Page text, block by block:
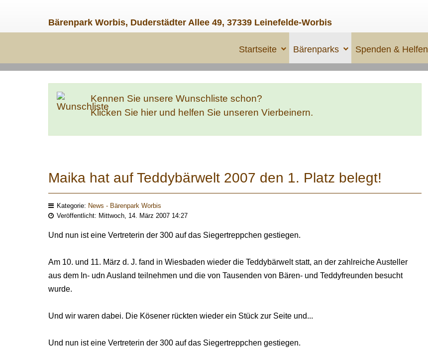
Bärenpark Worbis, Duderstädter Allee 49, 37339 Leinefelde-Worbis
Startseite Bärenparks Spenden & Helfen
Kennen Sie unsere Wunschliste schon?
Klicken Sie hier und helfen Sie unseren Vierbeinern.
Maika hat auf Teddybärwelt 2007 den 1. Platz belegt!
Kategorie: News - Bärenpark Worbis
Veröffentlicht: Mittwoch, 14. März 2007 14:27
Und nun ist eine Vertreterin der 300 auf das Siegertreppchen gestiegen.
Am 10. und 11. März d. J. fand in Wiesbaden wieder die Teddybärwelt statt, an der zahlreiche Austeller
aus dem In- udn Ausland teilnehmen und die von Tausenden von Bären- und Teddyfreunden besucht
wurde.
Und wir waren dabei. Die Kösener rückten wieder ein Stück zur Seite und...
Und nun ist eine Vertreterin der 300 auf das Siegertreppchen gestiegen.